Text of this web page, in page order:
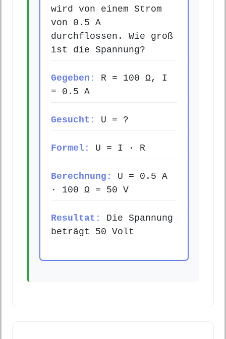
wird von einem Strom
von 0.5 A
durchflossen. Wie groß
ist die Spannung?
Gegeben:
R = 100 Ω, I
= 0.5 A
Gesucht: U = ?
Formel: U = I · R
Berechnung:
U = 0.5 A
· 100 Ω = 50 V
Resultat:
Die Spannung
beträgt 50 Volt